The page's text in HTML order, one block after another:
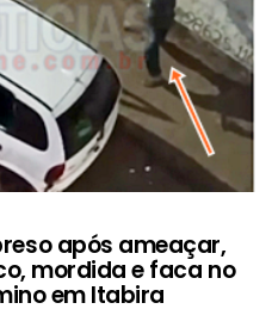
após ameaçar,
mordida e faca no
em Itabira